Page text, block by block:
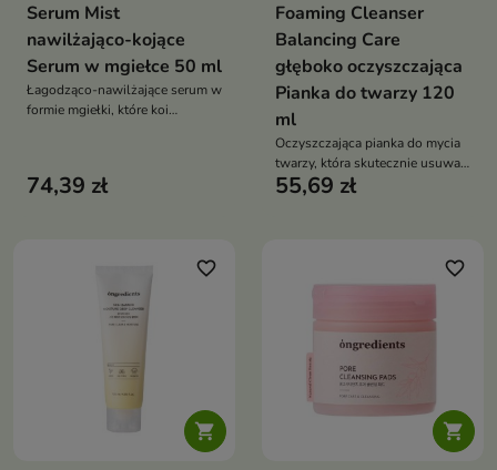
Serum Mist
nawilżająco-kojące
Serum w mgiełce 50 ml
Łagodząco-nawilżające serum w
formie mgiełki, które koi
zapewniając jej komfort i
74,39 zł
Foaming Cleanser
Balancing Care
głęboko oczyszczająca
Pianka do twarzy 120
ml
Oczyszczająca pianka do mycia
twarzy, która skutecznie usuwa
zanieczyszczenia, reguluje
55,69 zł

favorite_border

favorite_border